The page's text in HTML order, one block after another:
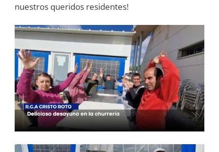
nuestros queridos residentes!